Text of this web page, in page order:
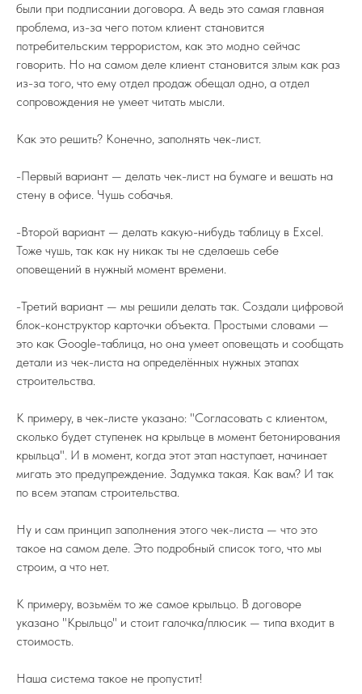
были при подписании договора. А ведь это самая главная
проблема, из-за чего потом клиент становится
потребительским террористом, как это модно сейчас
говорить. Но на самом деле клиент становится злым как раз
из-за того, что ему отдел продаж обещал одно, а отдел
сопровождения не умеет читать мысли.
Как это решить? Конечно, заполнять чек-лист.
-Первый вариант — делать чек-лист на бумаге и вешать на
стену в офисе. Чушь собачья.
-Второй вариант — делать какую-нибудь таблицу в Excel.
Тоже чушь, так как ну никак ты не сделаешь себе
оповещений в нужный момент времени.
-Третий вариант — мы решили делать так. Создали цифровой
блок-конструктор карточки объекта. Простыми словами —
это как Google-таблица, но она умеет оповещать и сообщать
детали из чек-листа на определённых нужных этапах
строительства.
К примеру, в чек-листе указано: "Согласовать с клиентом,
сколько будет ступенек на крыльце в момент бетонирования
крыльца". И в момент, когда этот этап наступает, начинает
мигать это предупреждение. Задумка такая. Как вам? И так
по всем этапам строительства.
Ну и сам принцип заполнения этого чек-листа — что это
такое на самом деле. Это подробный список того, что мы
строим, а что нет.
К примеру, возьмём то же самое крыльцо. В договоре
указано "Крыльцо" и стоит галочка/плюсик — типа входит в
стоимость.
Наша система такое не пропустит!